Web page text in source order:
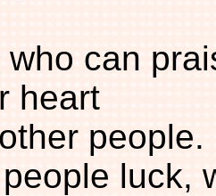
can
heart
people.
luck,